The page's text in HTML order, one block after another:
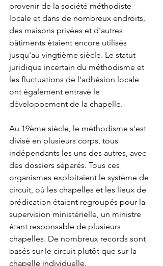
provenir de la société méthodiste
locale et dans de nombreux endroits,
des maisons privées et d'autres
bâtiments étaient encore utilisés
jusqu'au vingtième siècle. Le statut
juridique incertain du méthodisme et
les fluctuations de l'adhésion locale
ont également entravé le
développement de la chapelle.
Au 19ème siècle, le méthodisme s'est
divisé en plusieurs corps, tous
indépendants les uns des autres, avec
des dossiers séparés. Tous ces
organismes exploitaient le système de
circuit, où les chapelles et les lieux de
prédication étaient regroupés pour la
supervision ministérielle, un ministre
étant responsable de plusieurs
chapelles. De nombreux records sont
basés sur le circuit plutôt que sur la
chapelle individuelle.